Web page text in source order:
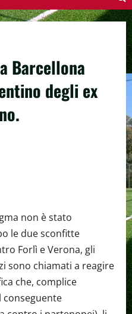
Barcellona
degli ex
non è stato
le due sconfitte
Forlì e Verona, gli
sono chiamati a reagire
che, complice
conseguente